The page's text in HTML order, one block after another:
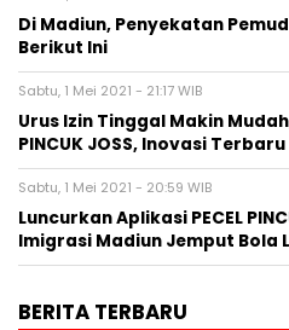
Di Madiun, Penyekatan
Berikut Ini
Sabtu, 1 Mei 2021 - 21:17 WIB
Urus Izin Tinggal Makin
PINCUK JOSS, Inovasi
Sabtu, 1 Mei 2021 - 20:59 WIB
Luncurkan Aplikasi PECEL
Imigrasi Madiun Jemput Bola
BERITA TERBARU